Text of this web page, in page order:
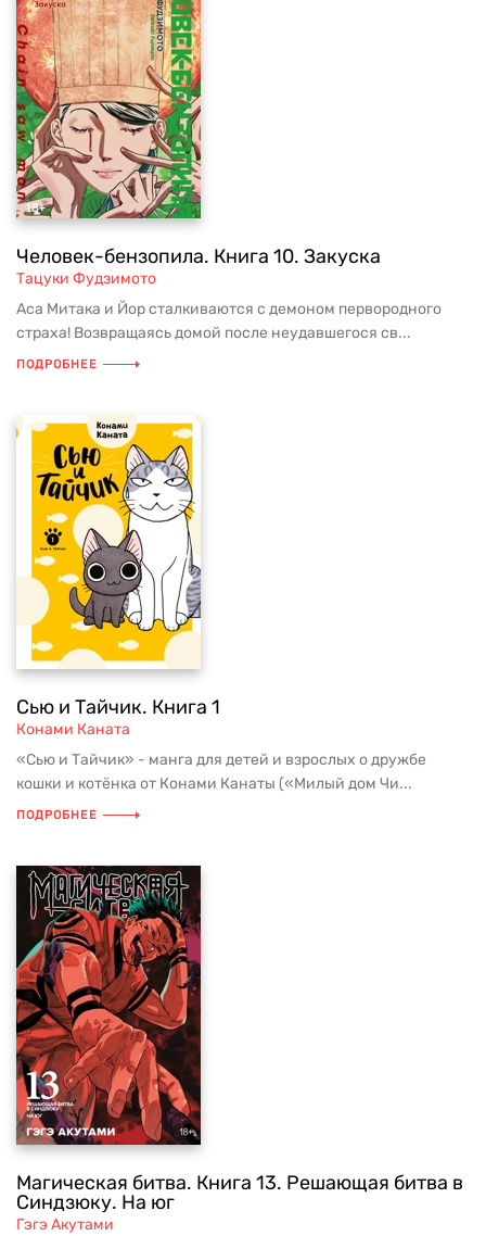
Человек-бензопила. Книга 10. Закуска
Тацуки Фудзимото
Аса Митака и Йор сталкиваются с демоном первородного
страха! Возвращаясь домой после неудавшегося св...
ПОДРОБНЕЕ
Сью и Тайчик. Книга 1
Конами Каната
«Сью и Тайчик» - манга для детей и взрослых о дружбе
кошки и котёнка от Конами Канаты («Милый дом Чи...
ПОДРОБНЕЕ
Магическая битва. Книга 13. Решающая битва в
Синдзюку. На юг
Гэгэ Акутами